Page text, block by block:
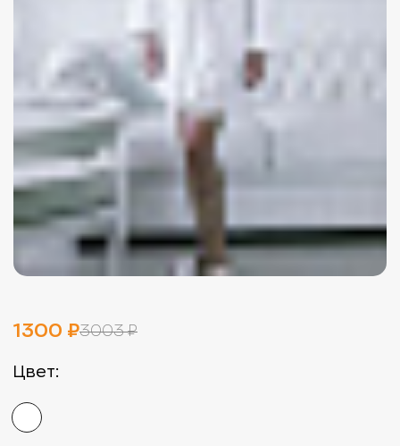
1300 ₽3003 ₽
Цвет: